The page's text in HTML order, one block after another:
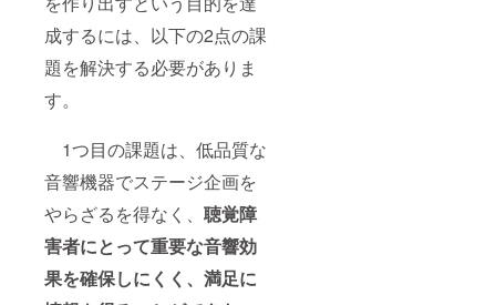
成するには、以下の2点の課
題を解決する必要がありま
す。
1つ目の課題は、低品質な
音響機器でステージ企画を
やらざるを得なく、 聴覚障
害者にとって重要な音響効
果を確保しにくく、満足に